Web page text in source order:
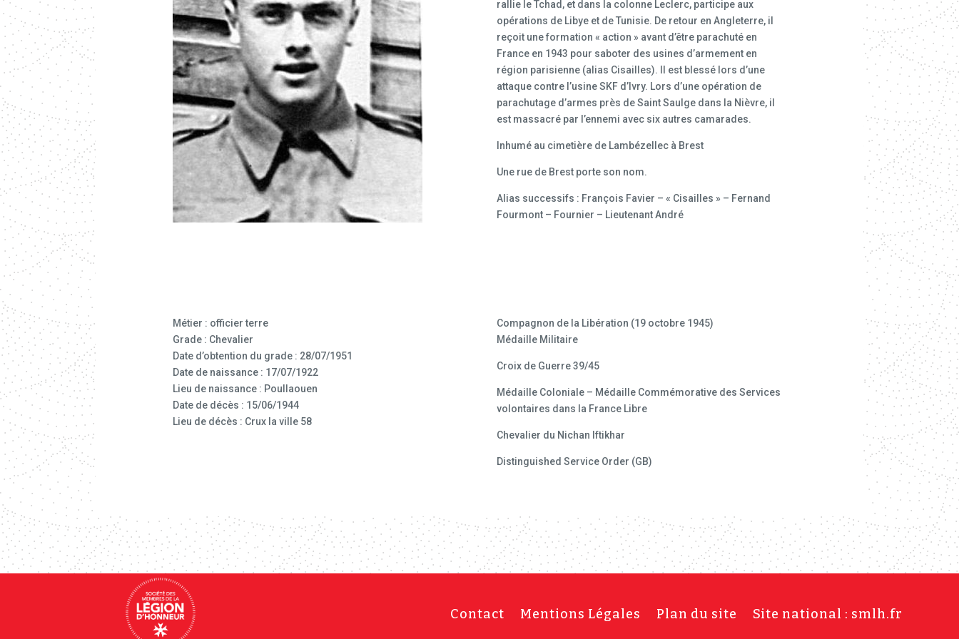
rallie le Tchad, et dans la colonne Leclerc, participe aux
opérations de Libye et de Tunisie. De retour en Angleterre, il
reçoit une formation « action » avant d’être parachuté en
France en 1943 pour saboter des usines d’armement en
région parisienne (alias Cisailles). Il est blessé lors d’une
attaque contre l’usine SKF d’Ivry. Lors d’une opération de
parachutage d’armes près de Saint Saulge dans la Nièvre, il
est massacré par l’ennemi avec six autres camarades.
Inhumé au cimetière de Lambézellec à Brest
Une rue de Brest porte son nom.
Alias successifs : François Favier – « Cisailles » – Fernand
Fourmont – Fournier – Lieutenant André
Métier : officier terre
Grade : Chevalier
Date d’obtention du grade : 28/07/1951
Date de naissance : 17/07/1922
Lieu de naissance : Poullaouen
Date de décès : 15/06/1944
Lieu de décès : Crux la ville 58
Compagnon de la Libération (19 octobre 1945)
Médaille Militaire
Croix de Guerre 39/45
Médaille Coloniale – Médaille Commémorative des Services
volontaires dans la France Libre
Chevalier du Nichan Iftikhar
Distinguished Service Order (GB)
Contact Mentions Légales Plan du site Site national : smlh.fr